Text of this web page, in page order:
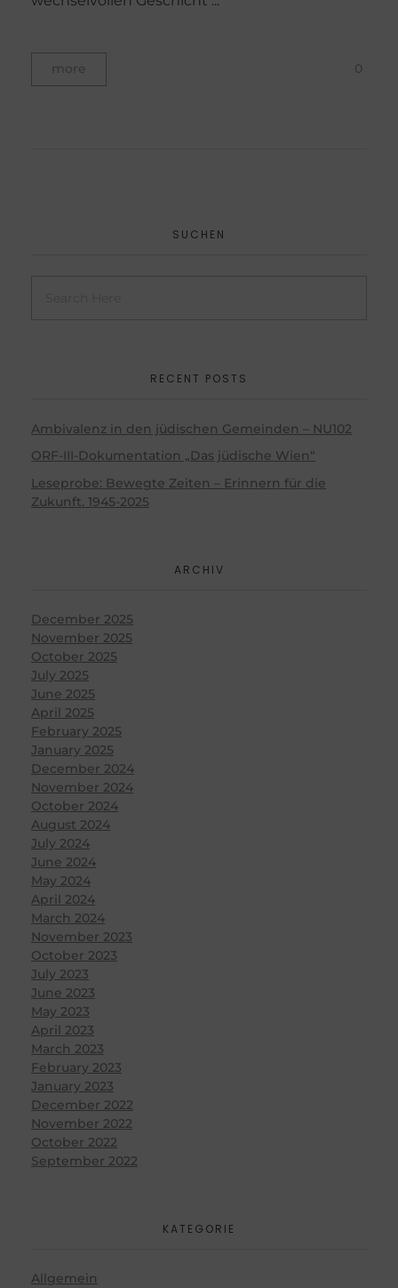
more 0
SUCHEN
RECENT POSTS
Ambivalenz in den jüdischen Gemeinden – NU102
ORF-III-Dokumentation „Das jüdische Wien“
Leseprobe: Bewegte Zeiten – Erinnern für die
Zukunft. 1945-2025
ARCHIV
December 2025
November 2025
October 2025
July 2025
June 2025
April 2025
February 2025
January 2025
December 2024
November 2024
October 2024
August 2024
July 2024
June 2024
May 2024
April 2024
March 2024
November 2023
October 2023
July 2023
June 2023
May 2023
April 2023
March 2023
February 2023
January 2023
December 2022
November 2022
October 2022
September 2022
KATEGORIE
Allgemein